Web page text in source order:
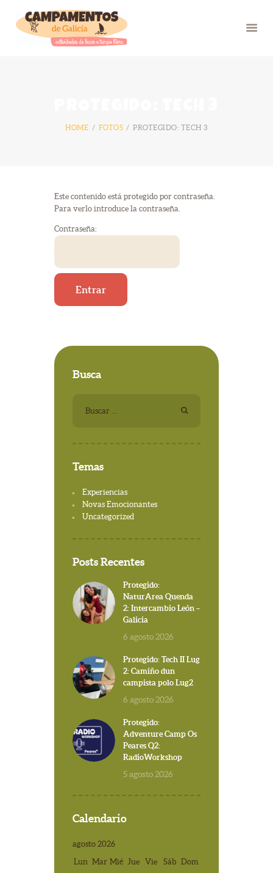
HOME FOTOS PROTEGIDO: TECH 3
NÓS
CONTACTO
Este contenido está protegido por contraseña.
Para verlo introduce la contraseña.
Contraseña:
Busca
Temas
Experiencias
Novas Emocionantes
Uncategorized
Posts Recentes
Protegido:
NaturArea Quenda
2: Intercambio León –
Galicia
6 agosto 2026
Protegido: Tech II Lug
2: Camiño dun
campista polo Lug2
6 agosto 2026
Protegido:
Adventure Camp Os
Peares Q2:
RadioWorkshop
5 agosto 2026
Calendario
agosto 2026
Lun Mar Mié Jue Vie Sáb Dom